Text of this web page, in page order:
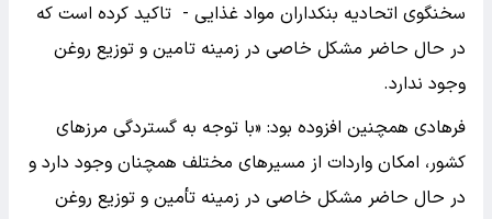
سخنگوی اتحادیه بنکداران مواد غذایی - تاکید کرده است که
در حال حاضر مشکل خاصی در زمینه تامین و توزیع روغن
وجود ندارد.
فرهادی همچنین افزوده بود: «با توجه به گستردگی مرزهای
کشور، امکان واردات از مسیرهای مختلف همچنان وجود دارد و
در حال حاضر مشکل خاصی در زمینه تأمین و توزیع روغن